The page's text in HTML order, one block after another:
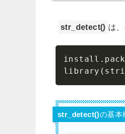
str_detect() は
library (
str_detect()の基本